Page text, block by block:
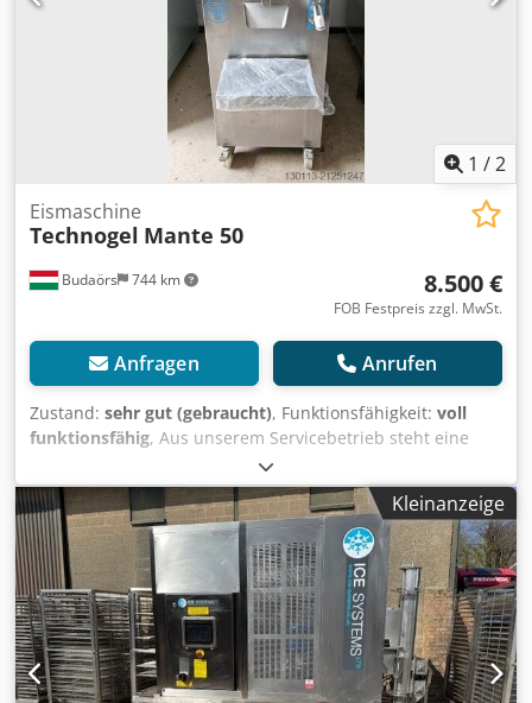
1 /2
Budaörs 744 km
Eismaschine
Technogel Mante 50
8.500 €
FOB Festpreis zzgl. MwSt.
Anfragen Anrufen
Zustand: sehr gut (gebraucht), Funktionsfähigkeit: voll
funktionsfähig, Aus unserem Servicebetrieb steht eine
italienische, äußerst robuste und leistungsstarke
Speiseeis-Gefrieranlage mit 40/60 kg Kapazität zum
Verkauf, die kaum genutzt wurde. Pro Zyklus (5–7 Minuten)
können 4–9 kg Speiseeis hergestellt werden. Besonderheit
ist die Möglichkeit des Betriebs sowohl mit Luft- als auch
Wasserkühlung. Inklusive original Ersatz-Schaberset,
Dichtungen und neuer Brause. Zuverlässiger Service,
Ersatzteilversorgung und Garantie werden gewährleistet.
Dodpfx Ajykvgtenfokr
Kleinanzeige